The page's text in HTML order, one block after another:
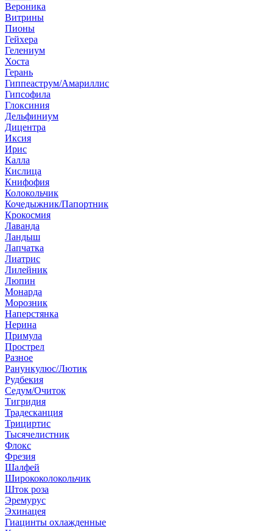
Вероника
Витрины
Пионы
Гейхера
Гелениум
Хоста
Герань
Гиппеаструм/Амариллис
Гипсофила
Глоксиния
Дельфиниум
Дицентра
Иксия
Ирис
Калла
Кислица
Книфофия
Колокольчик
Кочедыжник/Папортник
Крокосмия
Лаванда
Ландыш
Лапчатка
Лиатрис
Лилейник
Люпин
Монарда
Морозник
Наперстянка
Нерина
Примула
Прострел
Разное
Ранункулюс/Лютик
Рудбекия
Седум/Очиток
Тигридия
Традесканция
Трициртис
Тысячелистник
Флокс
Фрезия
Шалфей
Ширококолокольчик
Шток роза
Эремурус
Эхинацея
Гиацинты охлажденные